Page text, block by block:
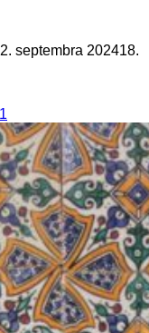
2. septembra 202418.